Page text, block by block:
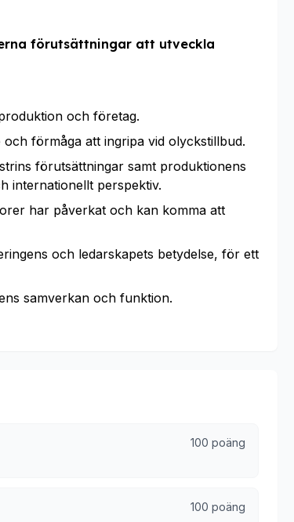
förutsättningar att utveckla
och företag.
förmåga att ingripa vid olyckstillbud.
förutsättningar samt produktionens
internationellt perspektiv.
har påverkat och kan komma att
och ledarskapets betydelse, för ett
samverkan och funktion.
100 poäng
100 poäng